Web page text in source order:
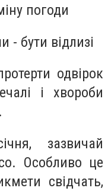
погоди
- бути відлизі
одвірок
і хвороби
зазвичай
Особливо це
свідчать,